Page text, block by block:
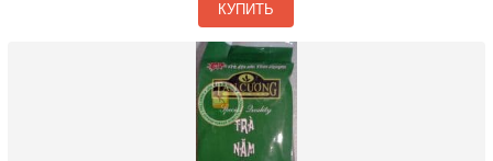
КУПИТЬ